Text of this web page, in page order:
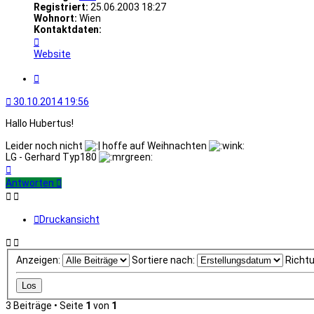
Registriert: 25.06.2003 18:27
Wohnort: Wien
Kontaktdaten:
von
Typ180
Website
30.10.2014 19:56
Hallo Hubertus!
Leider noch nicht
hoffe auf Weihnachten
LG - Gerhard Typ180
oben
Antworten
Druckansicht
Anzeigen: Sortiere nach:
3 Beiträge • Seite 1 von 1